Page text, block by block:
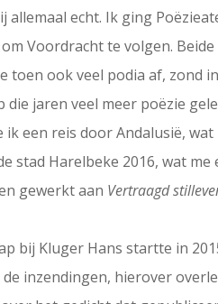
echt. Ik ging
om Voordracht te volgen.
toen ook veel podia af, zond
jaren veel meer poëzie
ik een reis door Andalusië,
stad Harelbeke 2016, wat
gewerkt aan Vertraagd
bij Kluger Hans startte in
inzendingen, hierover